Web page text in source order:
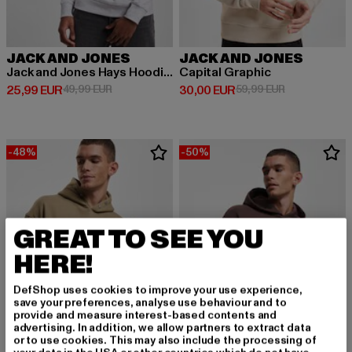
JACK AND JONES
Jack and Jones Hays Hoodies
25,99 EUR
Derzeitiger Preis: 25,99 EUR
49,99 EURAktionspreis: 49,99 EUR
JACK AND JONES
Capital Graphic
30,00 EUR
Derzeitiger Preis: 30,00 EUR
59,99 EURAktionspreis:
-48% -50%
GREAT TO SEE YOU
HERE!
DefShop uses cookies to improve your use experience,
save your preferences, analyse use behaviour and to
provide and measure interest-based contents and
advertising. In addition, we allow partners to extract data
or to use cookies. This may also include the processing of